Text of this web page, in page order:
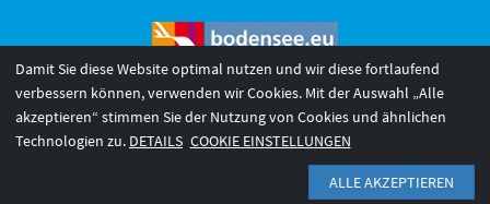
© 2026 Internationale Bodensee Tourismus GmbH
Damit Sie diese Website optimal nutzen und wir diese fortlaufend
verbessern können, verwenden wir Cookies. Mit der Auswahl „Alle
akzeptieren“ stimmen Sie der Nutzung von Cookies und ähnlichen
Technologien zu. DETAILS COOKIE EINSTELLUNGEN
ALLE AKZEPTIEREN